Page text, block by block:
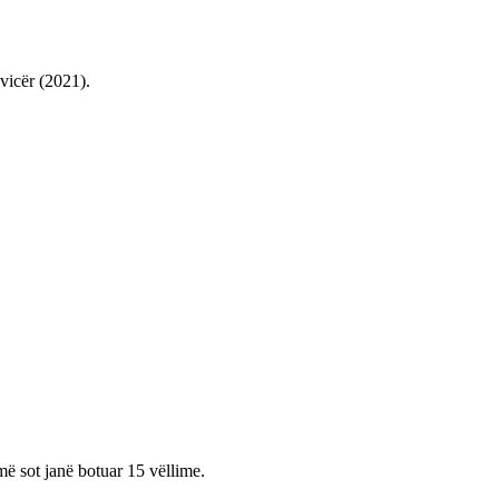
(2021).
sot janë botuar 15 vëllime.